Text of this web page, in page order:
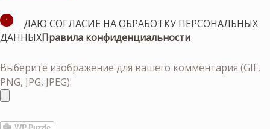
ДАЮ СОГЛАСИЕ НА ОБРАБОТКУ ПЕРСОНАЛЬНЫХ
ДАННЫХПравила конфиденциальности
Выберите изображение для вашего комментария (GIF,
PNG, JPG, JPEG):